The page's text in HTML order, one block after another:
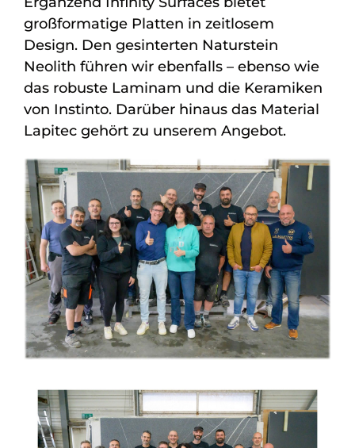
großformatige Platten in zeitlosem
Design. Den gesinterten Naturstein
Neolith führen wir ebenfalls – ebenso wie
das robuste Laminam und die Keramiken
von Instinto. Darüber hinaus das Material
Lapitec gehört zu unserem Angebot.